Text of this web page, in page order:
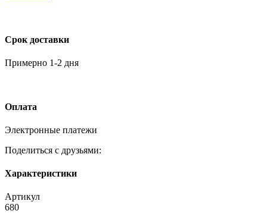
Срок доставки
Примерно 1-2 дня
Оплата
Электронные платежи
Поделиться с друзьями:
Характеристики
Артикул
680